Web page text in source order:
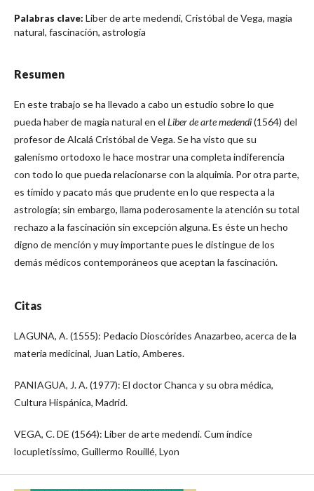
Palabras clave: Liber de arte medendi, Cristóbal de Vega, magia
natural, fascinación, astrología
Resumen
En este trabajo se ha llevado a cabo un estudio sobre lo que
pueda haber de magia natural en el Liber de arte medendi(1564) del
profesor de Alcalá Cristóbal de Vega. Se ha visto que su
galenismo ortodoxo le hace mostrar una completa indiferencia
con todo lo que pueda relacionarse con la alquimia. Por otra parte,
es tímido y pacato más que prudente en lo que respecta a la
astrología; sin embargo, llama poderosamente la atención su total
rechazo a la fascinación sin excepción alguna. Es éste un hecho
digno de mención y muy importante pues le distingue de los
demás médicos contemporáneos que aceptan la fascinación.
Citas
LAGUNA, A. (1555): Pedacio Dioscórides Anazarbeo, acerca de la
materia medicinal, Juan Latio, Amberes.
PANIAGUA, J. A. (1977): El doctor Chanca y su obra médica,
Cultura Hispánica, Madrid.
VEGA, C. DE (1564): Liber de arte medendi. Cum índice
locupletissimo, Guillermo Rouillé, Lyon